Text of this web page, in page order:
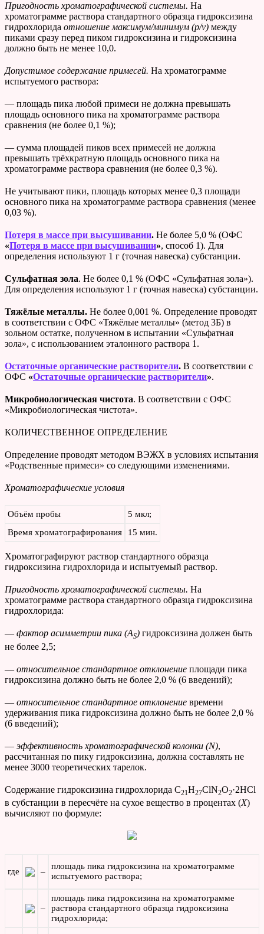
Пригодность хроматографической системы. На
хроматограмме раствора стандартного образца гидроксизина
гидрохлорида отношение максимум/минимум (p/v) между
пиками сразу перед пиком гидроксизина и гидроксизина
должно быть не менее 10,0.
Допустимое содержание примесей. На хроматограмме
испытуемого раствора:
— площадь пика любой примеси не должна превышать
площадь основного пика на хроматограмме раствора
сравнения (не более 0,1 %);
— сумма площадей пиков всех примесей не должна
превышать трёхкратную площадь основного пика на
хроматограмме раствора сравнения (не более 0,3 %).
Не учитывают пики, площадь которых менее 0,3 площади
основного пика на хроматограмме раствора сравнения (менее
0,03 %).
Потеря в массе при высушивании. Не более 5,0 % (ОФС
«Потеря в массе при высушивании», способ 1). Для
определения используют 1 г (точная навеска) субстанции.
Сульфатная зола. Не более 0,1 % (ОФС «Сульфатная зола»).
Для определения используют 1 г (точная навеска) субстанции.
Тяжёлые металлы. Не более 0,001 %. Определение проводят
в соответствии с ОФС «Тяжёлые металлы» (метод 3Б) в
зольном остатке, полученном в испытании «Сульфатная
зола», с использованием эталонного раствора 1.
Остаточные органические растворители. В соответствии с
ОФС «Остаточные органические растворители».
Микробиологическая чистота. В соответствии с ОФС
«Микробиологическая чистота».
КОЛИЧЕСТВЕННОЕ ОПРЕДЕЛЕНИЕ
Определение проводят методом ВЭЖХ в условиях испытания
«Родственные примеси» со следующими изменениями.
Хроматографические условия
Объём пробы
5 мкл;
Время хроматографирования
15 мин.
Хроматографируют раствор стандартного образца
гидроксизина гидрохлорида и испытуемый раствор.
Пригодность хроматографической системы. На
хроматограмме раствора стандартного образца гидроксизина
гидрохлорида:
— фактор асимметрии пика (AS) гидроксизина должен быть
не более 2,5;
— относительное стандартное отклонение площади пика
гидроксизина должно быть не более 2,0 % (6 введений);
— относительное стандартное отклонение времени
удерживания пика гидроксизина должно быть не более 2,0 %
(6 введений);
— эффективность хроматографической колонки (N),
рассчитанная по пику гидроксизина, должна составлять не
менее 3000 теоретических тарелок.
Содержание гидроксизина гидрохлорида C21H27ClN2O2·2HCl
в субстанции в пересчёте на сухое вещество в процентах (X)
вычисляют по формуле:
где –
площадь пика гидроксизина на хроматограмме
испытуемого раствора;
–
площадь пика гидроксизина на хроматограмме
раствора стандартного образца гидроксизина
гидрохлорида;